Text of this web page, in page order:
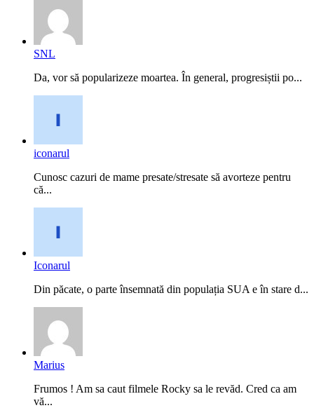
SNL
Da, vor să popularizeze moartea. În general, progresiștii po...
iconarul
Cunosc cazuri de mame presate/stresate să avorteze pentru
că...
Iconarul
Din păcate, o parte însemnată din populația SUA e în stare d...
Marius
Frumos ! Am sa caut filmele Rocky sa le revăd. Cred ca am
vă...